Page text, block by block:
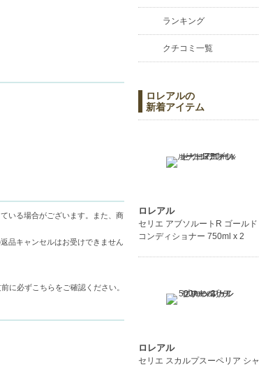
であり、ケアする必要があ
ーチし、健やかな頭皮環境
いる場合がございます。また、商
品キャンセルはお受けできません
前に必ずこちらをご確認ください。
ランキング
クチコミ一覧
ロレアルの
新着アイテム
ロレアル
セリエ アブソルートR ゴールド
コンディショナー 750ml x 2
ロレアル
セリエ スカルプスーペリア シャ